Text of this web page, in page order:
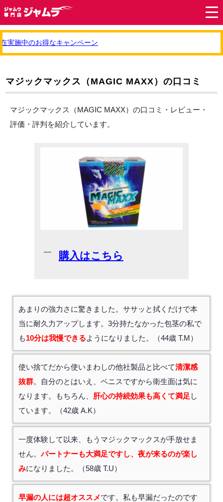
実施中のお得なキャンペーン
マジックマックス（MAGIC MAXX）の口コミ
マジックマックス（MAGIC MAXX）の口コミ・レビュー・
評価・評判を紹介しています。
購入はこちら
あまりの強力さに驚きました。ササッと拭くだけで本
当に耐久力アップします。3分持たなかった包茎の私で
も10分は我慢できるようになりました。（44歳 T.M）
使い捨てだから使いまわしの他社製品と比べて清潔感
抜群。自分のとはいえ、ペニスですから衛生面は気に
なります。もちろん、 肝心の持続効果も高くて満足 し
ています。（42歳 A.K）
一度体験して以来、もうマジックマックスが手放せま
せん。パートナーも大満足ですし、夜が来るのが楽し
みになりました。（58歳 T.U）
早漏の人には超オススメです。私も早漏だったのです